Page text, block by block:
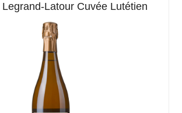
Latour Cuvée Lutétien